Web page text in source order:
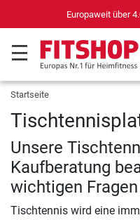
4.000.000 zufriedene Kunden
Startseite
Unsere
Kaufberatung
wichtigen Fragen
Tischtennis wird eine